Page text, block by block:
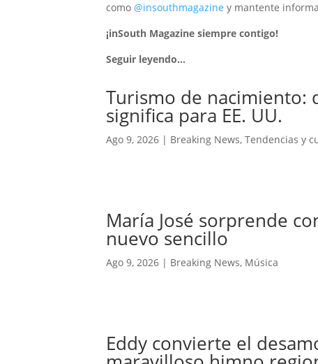
como @insouthmagazine y mantente
¡inSouth Magazine siempre contigo!
Seguir leyendo…
Turismo de nacimiento:
significa para EE. UU.
Ago 9, 2026| Breaking News, Tendencias y
María José sorprende
nuevo sencillo
Ago 9, 2026| Breaking News, Música
Eddy convierte el